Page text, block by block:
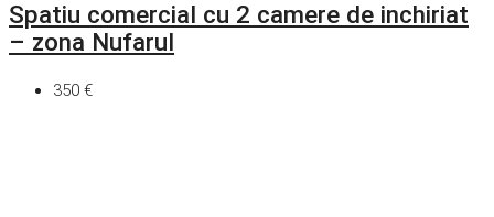
Spatiu comercial cu 2 camere de inchiriat
– zona Nufarul
350 €